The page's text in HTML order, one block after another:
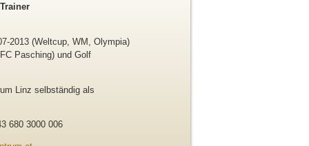
2013 (Weltcup, WM, Olympia)
Pasching) und Golf
Linz selbständig als
680 3000 006